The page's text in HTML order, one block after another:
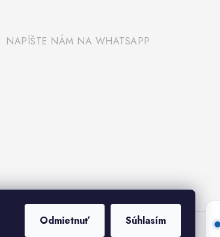
Odmietnuť Súhlasím
NAPÍŠTE NÁM NA WHATSAPP